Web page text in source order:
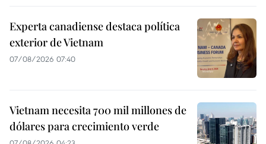
Experta canadiense destaca política
exterior de Vietnam
07/08/2026 07:40
Vietnam necesita 700 mil millones de
dólares para crecimiento verde